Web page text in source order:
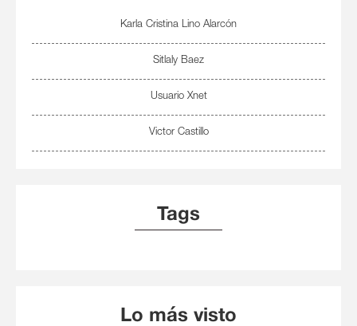
Buscar por código
BUSCAR
Karla Cristina Lino Alarcón
Sitlaly Baez
Usuario Xnet
Victor Castillo
Tags
Lo más visto